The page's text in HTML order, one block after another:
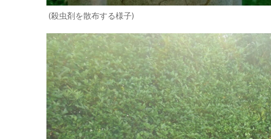
(殺虫剤を散布する様子)